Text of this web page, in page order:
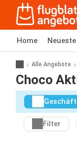
Home
Alle Angebote
Choco
Filter